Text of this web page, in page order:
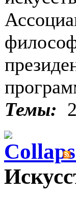
Темы: